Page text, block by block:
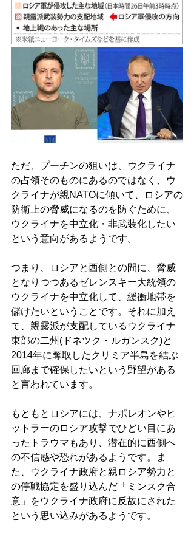
ただ、プーチンの狙いは、ウクライナ
の占領そのものにあるのではなく、ウ
クライナが親NATOに傾いて、ロシアの
防衛上の脅威になるのを防ぐために、
ウクライナを中立化・非武装化したい
という意向があるようです。
つまり、ロシアと西側との間に、脅威
となりつつあるゼレンスキー大統領の
ウクライナを中立化して、緩衝地帯を
儲けたいということです。それに加え
て、親露派が支配しているウクライナ
東部の二州(ドネツク・ルガンスク)と
2014年に奪取したクリミア半島を結ぶ
回廊まで確保したいという野望がある
と言われています。
もともとロシアには、ナポレオンやヒ
ットラーのロシア攻撃でひどい目にあ
ったトラウマもあり、潜在的に西側へ
の不信感や恐れがあるようです。ま
た、ウクライナ政府と親ロシア勢力と
の停戦協定を盛り込んだ「ミンスク合
意」をウクライナ政府に反故にされた
という思い込みがあるようです。